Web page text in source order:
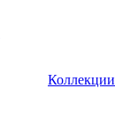
Коллекции